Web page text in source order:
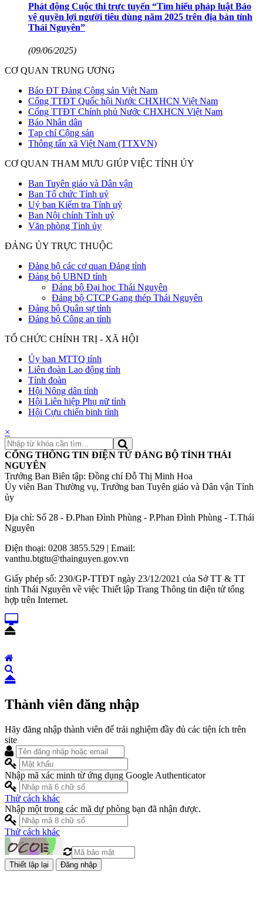
Phát động Cuộc thi trực tuyến “Tìm hiểu pháp luật Bảo
vệ quyền lợi người tiêu dùng năm 2025 trên địa bàn tỉnh
Thái Nguyên”
(09/06/2025)
CƠ QUAN TRUNG ƯƠNG
Báo ĐT Đảng Cộng sản Việt Nam
Cổng TTĐT Quốc hội Nước CHXHCN Việt Nam
Cổng TTĐT Chính phủ Nước CHXHCN Việt Nam
Báo Nhân dân
Tạp chí Cộng sản
Thông tấn xã Việt Nam (TTXVN)
CƠ QUAN THAM MƯU GIÚP VIỆC TỈNH ỦY
Ban Tuyên giáo và Dân vận
Ban Tổ chức Tỉnh uỷ
Uỷ ban Kiểm tra Tỉnh uỷ
Ban Nội chính Tỉnh uỷ
Văn phòng Tỉnh ủy
ĐẢNG ỦY TRỰC THUỘC
Đảng bộ các cơ quan Đảng tỉnh
Đảng bộ UBND tỉnh
Đảng bộ Đại học Thái Nguyên
Đảng bộ CTCP Gang thép Thái Nguyên
Đảng bộ Quân sự tỉnh
Đảng bộ Công an tỉnh
TỔ CHỨC CHÍNH TRỊ - XÃ HỘI
Ủy ban MTTQ tỉnh
Liên đoàn Lao động tỉnh
Tỉnh đoàn
Hội Nông dân tỉnh
Hội Liên hiệp Phụ nữ tỉnh
Hội Cựu chiến binh tỉnh
×
CỔNG THÔNG TIN ĐIỆN TỬ ĐẢNG BỘ TỈNH THÁI
NGUYÊN
Trưởng Ban Biên tập: Đồng chí Đỗ Thị Minh Hoa
Ủy viên Ban Thường vụ, Trưởng ban Tuyên giáo và Dân vận Tỉnh
ủy
Địa chỉ: Số 28 - Đ.Phan Đình Phùng - P.Phan Đình Phùng - T.Thái
Nguyên
Điện thoại: 0208 3855.529 | Email:
vanthu.btgtu@thainguyen.gov.vn
Giấy phép số: 230/GP-TTĐT ngày 23/12/2021 của Sở TT & TT
tỉnh Thái Nguyên về việc Thiết lập Trang Thông tin điện tử tổng
hợp trên Internet.
Thành viên đăng nhập
Hãy đăng nhập thành viên để trải nghiệm đầy đủ các tiện ích trên
site
Nhập mã xác minh từ ứng dụng Google Authenticator
Thử cách khác
Nhập một trong các mã dự phòng bạn đã nhận được.
Thử cách khác
Đăng nhập